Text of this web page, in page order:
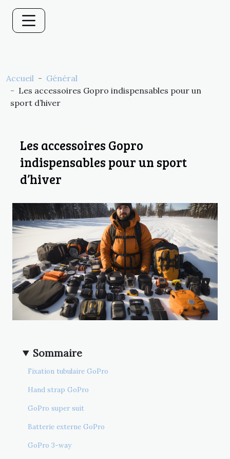
Accueil
Général
Les accessoires Gopro indispensables pour un
sport d’hiver
Les accessoires Gopro
indispensables pour un sport
d’hiver
Sommaire
Fixation tubulaire GoPro
Hand strap GoPro
GoPro super suit
Batterie externe GoPro
GoPro 3-way